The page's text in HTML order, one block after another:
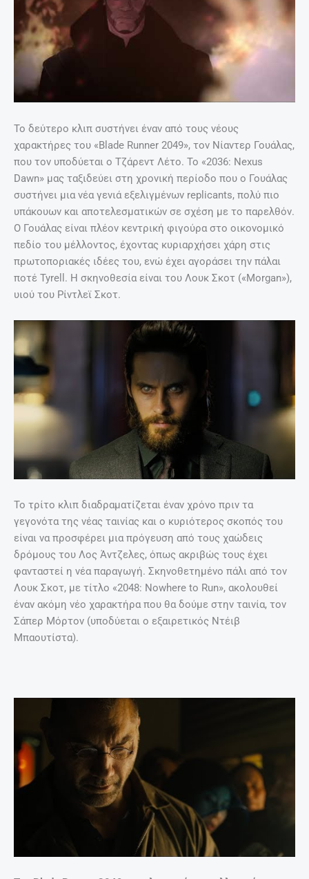
Το δεύτερο κλιπ συστήνει έναν από τους νέους
χαρακτήρες του «Blade Runner 2049», τον Νίαντερ Γουάλας,
που τον υποδύεται ο Τζάρεντ Λέτο. Το «2036: Nexus
Dawn» μας ταξιδεύει στη χρονική περίοδο που ο Γουάλας
συστήνει μια νέα γενιά εξελιγμένων replicants, πολύ πιο
υπάκουων και αποτελεσματικών σε σχέση με το παρελθόν.
Ο Γουάλας είναι πλέον κεντρική φιγούρα στο οικονομικό
πεδίο του μέλλοντος, έχοντας κυριαρχήσει χάρη στις
πρωτοποριακές ιδέες του, ενώ έχει αγοράσει την πάλαι
ποτέ Tyrell. Η σκηνοθεσία είναι του Λουκ Σκοτ («Morgan»),
υιού του Ρίντλεϊ Σκοτ.
Το τρίτο κλιπ διαδραματίζεται έναν χρόνο πριν τα
γεγονότα της νέας ταινίας και ο κυριότερος σκοπός του
είναι να προσφέρει μια πρόγευση από τους χαώδεις
δρόμους του Λος Άντζελες, όπως ακριβώς τους έχει
φανταστεί η νέα παραγωγή. Σκηνοθετημένο πάλι από τον
Λουκ Σκοτ, με τίτλο «2048: Nowhere to Run», ακολουθεί
έναν ακόμη νέο χαρακτήρα που θα δούμε στην ταινία, τον
Σάπερ Μόρτον (υποδύεται ο εξαιρετικός Ντέιβ
Μπαουτίστα).